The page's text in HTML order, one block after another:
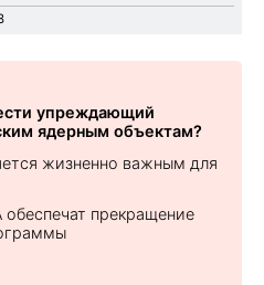
упреждающий
ядерным объектам?
жизненно важным для
прекращение